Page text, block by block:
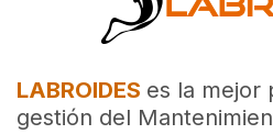
LABROIDES es la mejor
gestión del